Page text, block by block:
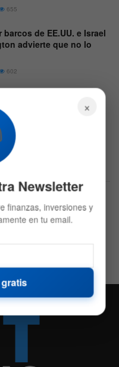
655
de EE.UU. e Israel
advierte que no lo
602
559
×
Newsletter
finanzas, inversiones y
en tu email.